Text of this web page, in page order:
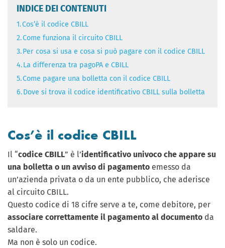
INDICE DEI CONTENUTI
1.Cos’è il codice CBILL
2.Come funziona il circuito CBILL
3.Per cosa si usa e cosa si può pagare con il codice CBILL
4.La differenza tra pagoPA e CBILL
5.Come pagare una bolletta con il codice CBILL
6.Dove si trova il codice identificativo CBILL sulla bolletta
Cos’è il codice CBILL
Il “codice CBILL” è l’identificativo univoco che appare su
una bolletta o un avviso di pagamento emesso da
un’azienda privata o da un ente pubblico, che aderisce
al circuito CBILL.
Questo codice di 18 cifre serve a te, come debitore, per
associare correttamente il pagamento al documento da
saldare.
Ma non è solo un codice.